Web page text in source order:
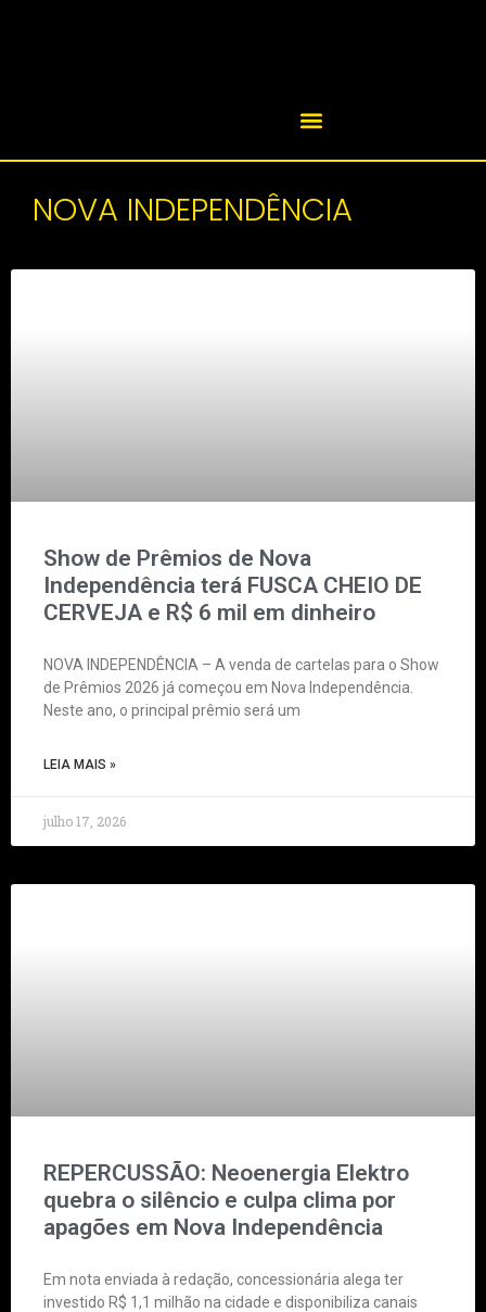
NOVA INDEPENDÊNCIA
Show de Prêmios de Nova
Independência terá FUSCA CHEIO DE
CERVEJA e R$ 6 mil em dinheiro
NOVA INDEPENDÊNCIA – A venda de cartelas para o Show
de Prêmios 2026 já começou em Nova Independência.
Neste ano, o principal prêmio será um
LEIA MAIS »
julho 17, 2026
REPERCUSSÃO: Neoenergia Elektro
quebra o silêncio e culpa clima por
apagões em Nova Independência
Em nota enviada à redação, concessionária alega ter
investido R$ 1,1 milhão na cidade e disponibiliza canais